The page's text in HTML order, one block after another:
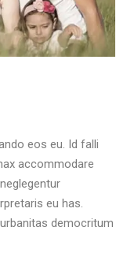
eos eu. Id falli
accommodare
eu has.
democritum